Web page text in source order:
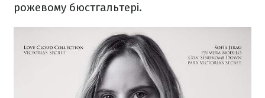
рожевому бюстгальтері.